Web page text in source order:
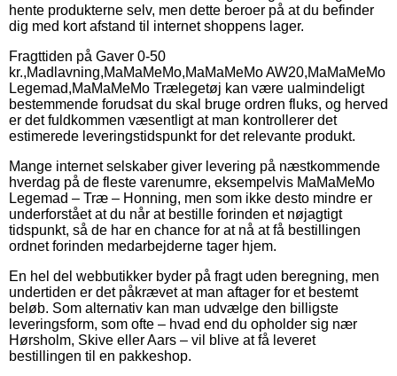
hente produkterne selv, men dette beroer på at du befinder
dig med kort afstand til internet shoppens lager.
Fragttiden på Gaver 0-50
kr.,Madlavning,MaMaMeMo,MaMaMeMo AW20,MaMaMeMo
Legemad,MaMaMeMo Trælegetøj kan være ualmindeligt
bestemmende forudsat du skal bruge ordren fluks, og herved
er det fuldkommen væsentligt at man kontrollerer det
estimerede leveringstidspunkt for det relevante produkt.
Mange internet selskaber giver levering på næstkommende
hverdag på de fleste varenumre, eksempelvis MaMaMeMo
Legemad – Træ – Honning, men som ikke desto mindre er
underforstået at du når at bestille forinden et nøjagtigt
tidspunkt, så de har en chance for at nå at få bestillingen
ordnet forinden medarbejderne tager hjem.
En hel del webbutikker byder på fragt uden beregning, men
undertiden er det påkrævet at man aftager for et bestemt
beløb. Som alternativ kan man udvælge den billigste
leveringsform, som ofte – hvad end du opholder sig nær
Hørsholm, Skive eller Aars – vil blive at få leveret
bestillingen til en pakkeshop.